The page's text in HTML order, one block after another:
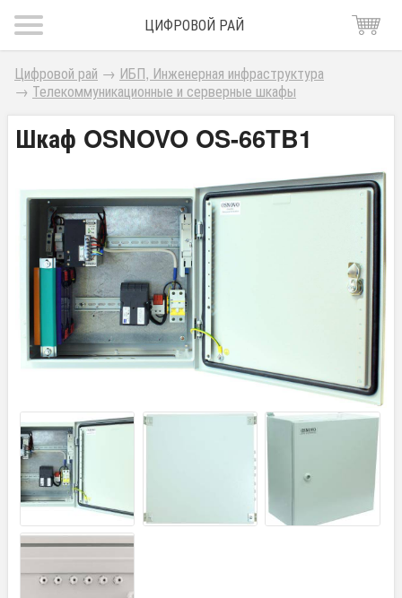
ЦИФРОВОЙ РАЙ
Цифровой рай → ИБП, Инженерная инфраструктура
→ Телекоммуникационные и серверные шкафы
Шкаф OSNOVO OS-66TB1